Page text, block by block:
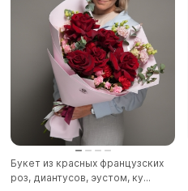
Букет из красных французских
роз, диантусов, эустом, ку...